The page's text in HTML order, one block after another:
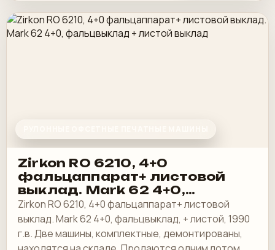
Zirkon RO 6210, 4+0
фальцаппарат+ листовой
выклад. Мark 62 4+0,
фальцвыклад + листой
выклад
Zirkon RO 6210, 4+0 фальцаппарат+ листовой
выклад. Мark 62 4+0, фальцвыклад, + листой, 1990
г.в. Две машины, комплектные, демонтированы,